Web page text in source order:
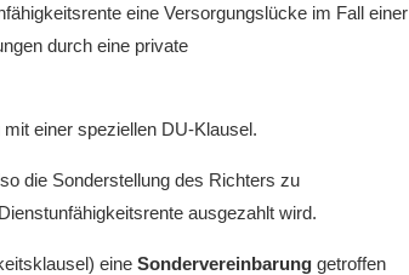
eine Versorgungslücke im Fall einer
durch eine private
einer speziellen DU-Klausel.
die Sonderstellung des Richters zu
ausgezahlt wird.
eine Sondervereinbarung getroffen